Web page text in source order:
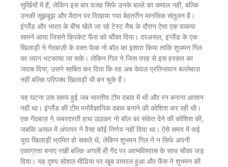
सुर्खियों में हैं, लेकिन इस बार वजह सिर्फ उनके बल्ले का कमाल नहीं, बल्कि
उनकी सूझबूझ और मैदान पर दिखाया गया बेहतरीन मानसिक संतुलन है।
इंग्लैंड और भारत के बीच खेले जा रहे टेस्ट मैच के दौरान ऐसा एक वाकया
सामने आया जिसने क्रिकेट फैंस को चौंका दिया। दरअसल, इंग्लैंड के एक
खिलाड़ी ने गेंदबाज़ी के वक्त फेक नो बॉल का इशारा किया ताकि शुभमन गिल
का ध्यान भटकाया जा सके। लेकिन गिल ने जिस तरह से इस हरकत का
जवाब दिया, उसने साबित कर दिया कि वह अब केवल प्रतिभावान बल्लेबाज़
नहीं बल्कि परिपक्व खिलाड़ी भी बन चुके हैं।
यह घटना उस समय हुई जब भारतीय टीम दबाव में थी और रन बनाना आसान
नहीं था। इंग्लैंड की टीम मनोवैज्ञानिक दबाव बनाने की कोशिश कर रही थी।
एक गेंदबाज़ ने जबरदस्ती हाथ उठाकर नो बॉल का संकेत देने की कोशिश की,
जबकि असल में अंपायर ने वैसा कोई निर्णय नहीं दिया था। ऐसे समय में कई
युवा खिलाड़ी भ्रमित हो सकते थे, लेकिन शुभमन गिल ने न सिर्फ अपनी
एकाग्रता बनाए रखी बल्कि अगली ही गेंद पर आत्मविश्वास के साथ चौका जड़
दिया। यह दृश्य सोशल मीडिया पर खूब वायरल हुआ और फैंस ने शुभमन की